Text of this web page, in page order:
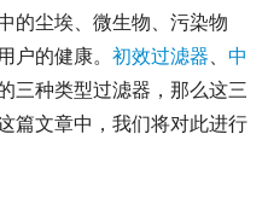
的尘埃、微生物、污染物
户的健康。 初效过滤器、 中
三种类型过滤器，那么这三
篇文章中，我们将对此进行